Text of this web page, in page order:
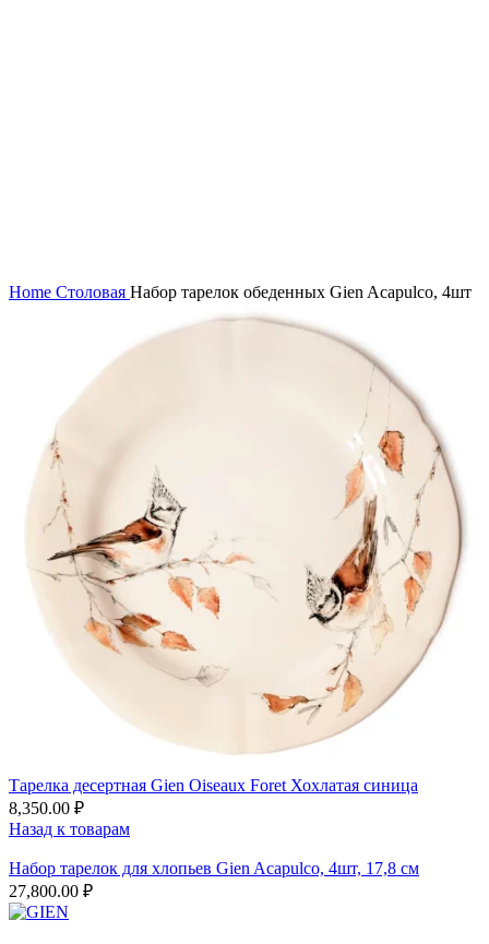
Home Столовая Набор тарелок обеденных Gien Acapulco, 4шт
Тарелка десертная Gien Oiseaux Foret Хохлатая синица
8,350.00 ₽
Назад к товарам
Набор тарелок для хлопьев Gien Acapulco, 4шт, 17,8 см
27,800.00 ₽